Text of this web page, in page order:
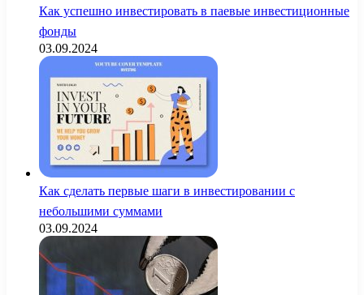
Как успешно инвестировать в паевые инвестиционные
фонды
03.09.2024
Как сделать первые шаги в инвестировании с
небольшими суммами
03.09.2024